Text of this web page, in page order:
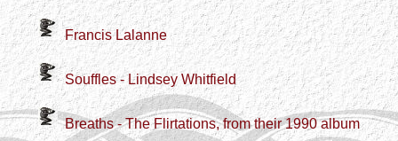
Francis Lalanne
Souffles - Lindsey Whitfield
Breaths - The Flirtations, from their 1990 album